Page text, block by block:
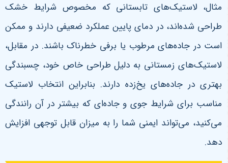
مثال، لاستیک‌های تابستانی که مخصوص شرایط خشک
طراحی شده‌اند، در دمای پایین عملکرد ضعیفی دارند و ممکن
است در جاده‌های مرطوب یا برفی خطرناک باشند. در مقابل،
لاستیک‌های زمستانی به دلیل طراحی خاص خود، چسبندگی
بهتری در جاده‌های یخ‌زده دارند. بنابراین انتخاب لاستیک
مناسب برای شرایط جوی و جاده‌ای که بیشتر در آن رانندگی
می‌کنید، می‌تواند ایمنی شما را به میزان قابل توجهی افزایش
دهد.